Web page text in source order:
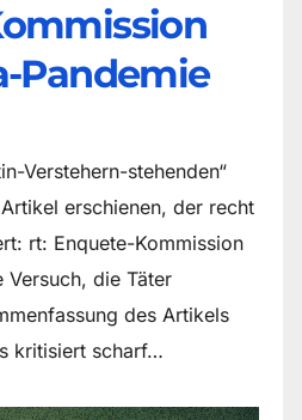
Pandemie
Verstehern-stehenden“
erschienen, der recht
rt: Enquete-Kommission
Versuch, die Täter
des Artikels
kritisiert scharf…